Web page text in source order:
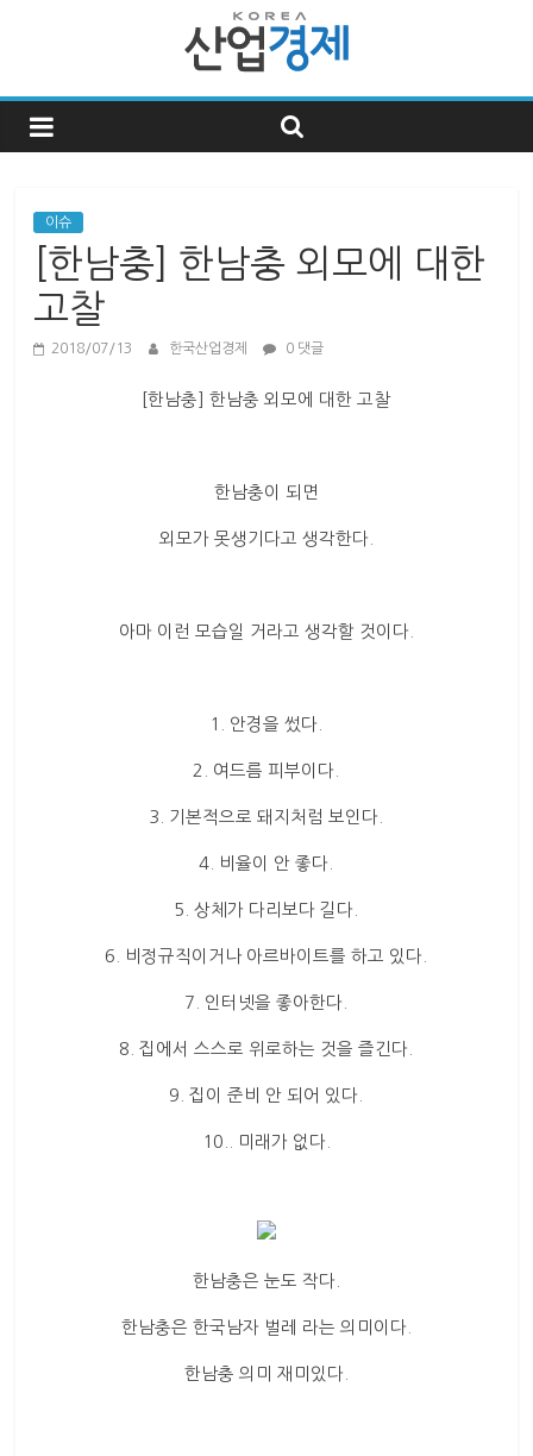
한
국
산
업
경
이슈
[한남충] 한남충 외모에 대한
고찰
2018/07/13 한국산업경제 0 댓글
[한남충] 한남충 외모에 대한 고찰
한남충이 되면
외모가 못생기다고 생각한다.
아마 이런 모습일 거라고 생각할 것이다.
1. 안경을 썼다.
2. 여드름 피부이다.
3. 기본적으로 돼지처럼 보인다.
4. 비율이 안 좋다.
5. 상체가 다리보다 길다.
6. 비정규직이거나 아르바이트를 하고 있다.
7. 인터넷을 좋아한다.
8. 집에서 스스로 위로하는 것을 즐긴다.
9. 집이 준비 안 되어 있다.
10.. 미래가 없다.
한남충은 눈도 작다.
한남충은 한국남자 벌레 라는 의미이다.
한남충 의미 재미있다.